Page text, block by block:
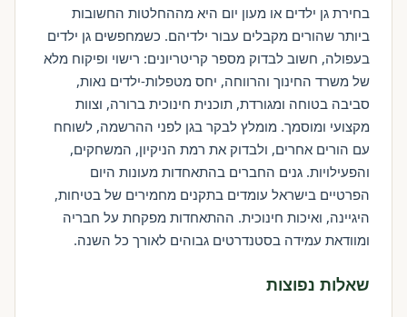
בחירת גן ילדים או מעון יום היא מההחלטות החשובות
ביותר שהורים מקבלים עבור ילדיהם. כשמחפשים גן ילדים
בעפולה, חשוב לבדוק מספר קריטריונים: רישוי ופיקוח מלא
של משרד החינוך והרווחה, יחס מטפלות-ילדים נאות,
סביבה בטוחה ומגורדת, תוכנית חינוכית ברורה, וצוות
מקצועי ומוסמך. מומלץ לבקר בגן לפני ההרשמה, לשוחח
עם הורים אחרים, ולבדוק את רמת הניקיון, המשחקים,
והפעילויות. גנים החברים בהתאחדות מעונות היום
הפרטיים בישראל עומדים בתקנים מחמירים של בטיחות,
היגיינה, ואיכות חינוכית. ההתאחדות מפקחת על חבריה
ומוודאת עמידה בסטנדרטים גבוהים לאורך כל השנה.
שאלות נפוצות